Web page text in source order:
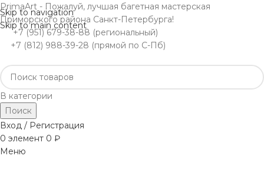
Skip to navigation
Skip to main content
PrimaArt - Пожалуй, лучшая багетная мастерская
Приморского района Санкт-Петербурга!
+7 (951) 679-38-88 (региональный)
+7 (812) 988-39-28 (прямой по С-Пб)
В категории
Поиск
Вход / Регистрация
0 элемент 0 ₽
Меню